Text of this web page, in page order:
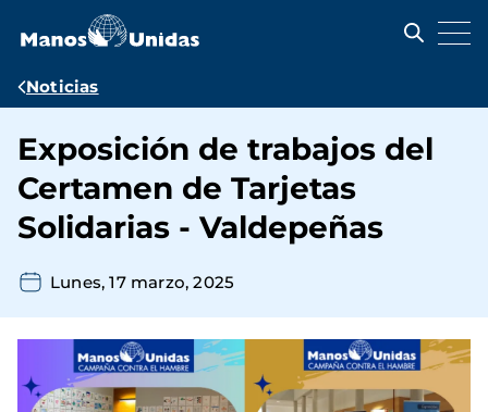
contenido
Ruta
navegación
Noticias
Exposición de trabajos del
Certamen de Tarjetas
Solidarias - Valdepeñas
Lunes, 17 marzo, 2025